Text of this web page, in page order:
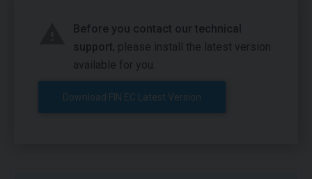
Before you contact our technical
support, please install the latest version
available for you.
Download FIN EC Latest Version